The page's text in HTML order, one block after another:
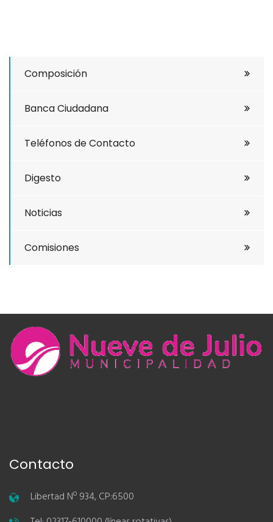
Composición
Banca Ciudadana
Teléfonos de Contacto
Digesto
Noticias
Comisiones
Contacto
Libertad Nº 934, CP:6500